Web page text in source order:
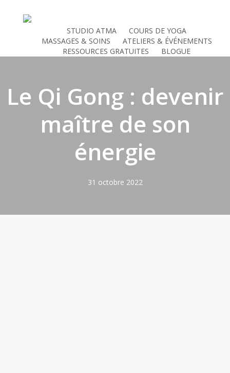
STUDIO ATMA
COURS DE YOGA
MASSAGES & SOINS
ATELIERS & ÉVÉNEMENTS
RESSOURCES GRATUITES
BLOGUE
Le Qi Gong : devenir
maître de son
énergie
31 octobre 2022